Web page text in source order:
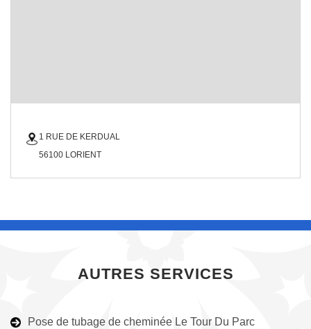
1 RUE DE KERDUAL
56100 LORIENT
AUTRES SERVICES
Pose de tubage de cheminée Le Tour Du Parc